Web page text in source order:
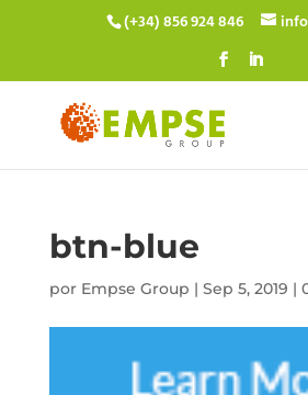
(+34) 856 924 846
btn-blue
por Empse Group | Sep 5, 2019 |